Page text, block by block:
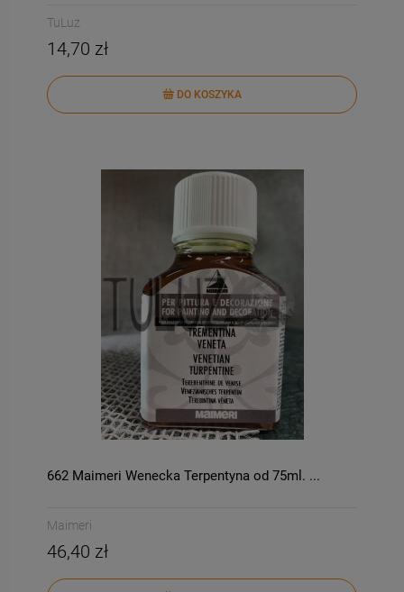
TuLuz
14,70 zł
DO KOSZYKA
662 Maimeri Wenecka Terpentyna od 75ml. ...
Maimeri
46,40 zł